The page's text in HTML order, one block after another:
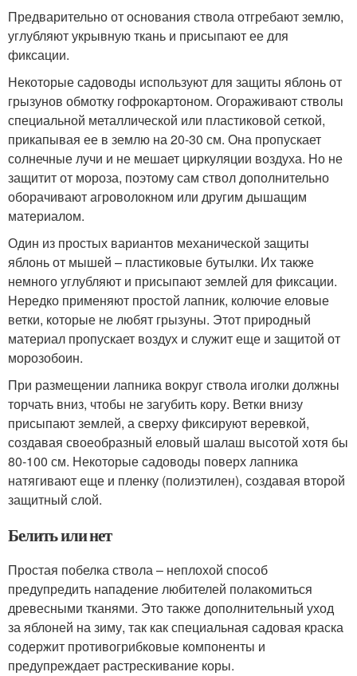
Предварительно от основания ствола отгребают землю,
углубляют укрывную ткань и присыпают ее для
фиксации.
Некоторые садоводы используют для защиты яблонь от
грызунов обмотку гофрокартоном. Огораживают стволы
специальной металлической или пластиковой сеткой,
прикапывая ее в землю на 20-30 см. Она пропускает
солнечные лучи и не мешает циркуляции воздуха. Но не
защитит от мороза, поэтому сам ствол дополнительно
оборачивают агроволокном или другим дышащим
материалом.
Один из простых вариантов механической защиты
яблонь от мышей – пластиковые бутылки. Их также
немного углубляют и присыпают землей для фиксации.
Нередко применяют простой лапник, колючие еловые
ветки, которые не любят грызуны. Этот природный
материал пропускает воздух и служит еще и защитой от
морозобоин.
При размещении лапника вокруг ствола иголки должны
торчать вниз, чтобы не загубить кору. Ветки внизу
присыпают землей, а сверху фиксируют веревкой,
создавая своеобразный еловый шалаш высотой хотя бы
80-100 см. Некоторые садоводы поверх лапника
натягивают еще и пленку (полиэтилен), создавая второй
защитный слой.
Белить или нет
Простая побелка ствола – неплохой способ
предупредить нападение любителей полакомиться
древесными тканями. Это также дополнительный уход
за яблоней на зиму, так как специальная садовая краска
содержит противогрибковые компоненты и
предупреждает растрескивание коры.